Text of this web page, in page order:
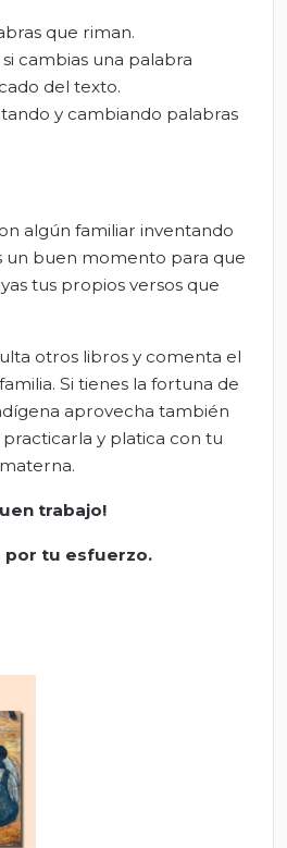
que riman.
cambias una palabra
del texto.
y cambiando palabras
algún familiar inventando
un buen momento para que
tus propios versos que
otros libros y comenta el
Si tienes la fortuna de
aprovecha también
y platica con tu
trabajo!
por tu esfuerzo.